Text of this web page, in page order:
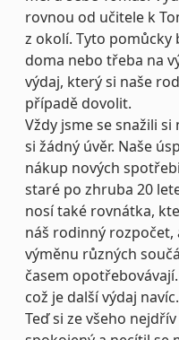
rovnou od učitele k
z okolí. Tyto pomůcky
doma nebo třeba na
výdaj, který si naše
případě dovolit.
Vždy jsme se snažili
si žádný úvěr. Naše
nákup nových
staré po zhruba 20
nosí také rovnátka,
náš rodinný
výměnu různých
časem
což je další výdaj navíc.
Teď si ze všeho